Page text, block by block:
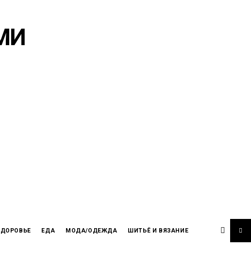
ЕДА МОДА/ОДЕЖДА ШИТЬЁ И ВЯЗАНИЕ